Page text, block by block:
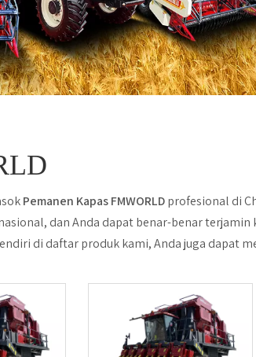
Pemanen Kapas FMWORLDprofesional di
dan Anda dapat benar-benar terjamin
di daftar produk kami, Anda juga dapat